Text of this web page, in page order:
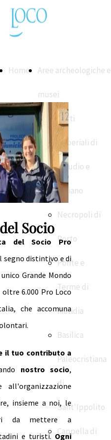
Home Aree archeologiche e
musei
Porti
Imperiali di
Claudio e
Traiano
Necropoli di
Porto
Ponte e
Terme di
Matidia
Basilica
Paleocristiana
di
Sant'Ippolito
Cappella di
Socio
del Socio Pro
segno distintivo e di
Grande Mondo
6.000 Pro Loco
che accomuna
il tuo contributo a
nostro socio,
all'organizzazione
insieme a noi, le
da mettere a
e turisti. Ogni